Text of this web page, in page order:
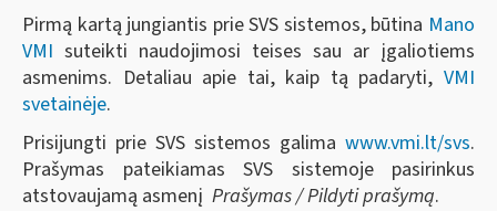
Pirmą kartą jungiantis prie SVS sistemos, būtina Mano
VMI suteikti naudojimosi teises sau ar įgaliotiems
asmenims. Detaliau apie tai, kaip tą padaryti, VMI
svetainėje.
Prisijungti prie SVS sistemos galima www.vmi.lt/svs.
Prašymas pateikiamas SVS sistemoje pasirinkus
atstovaujamą asmenį Prašymas / Pildyti prašymą.